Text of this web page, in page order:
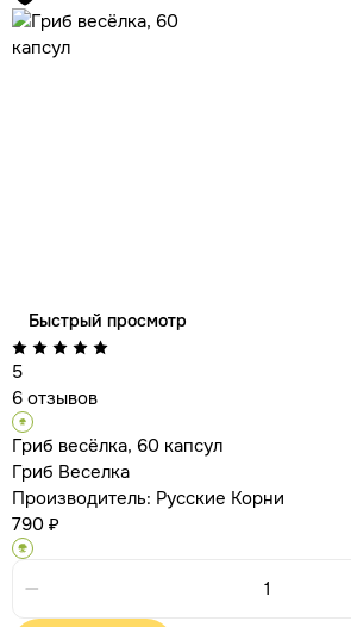
Быстрый просмотр
5
6 отзывов
Гриб весёлка, 60 капсул
Гриб Веселка
Производитель: Русские Корни
790 ₽